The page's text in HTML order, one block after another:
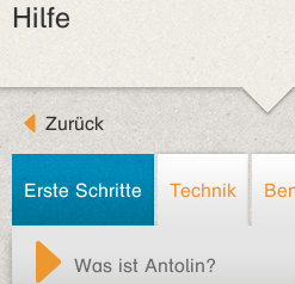
Hilfe
Zurück
Erste Schritte Technik
Was ist Antolin?